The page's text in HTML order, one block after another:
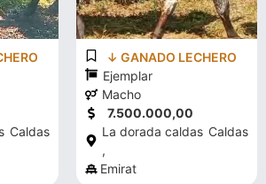
Caldas
↓ GANADO LECHERO
Ejemplar
Macho
7.500.000,00
La dorada caldas
,
Caldas
Emirat